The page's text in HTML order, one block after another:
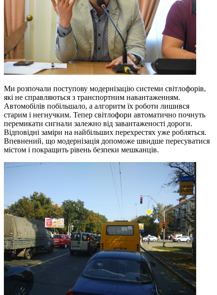
Ми розпочали поступову модернізацію системи світлофорів,
які не справляються з транспортним навантаженням.
Автомобілів побільшало, а алгоритм їх роботи лишився
старим і негнучким. Тепер світлофори автоматично почнуть
перемикати сигнали залежно від завантаженості дороги.
Відповідні заміри на найбільших перехрестях уже робляться.
Впевнений, що модернізація допоможе швидше пересуватися
містом і покращить рівень безпеки мешканців.